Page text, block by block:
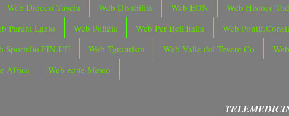
Web Diocesi Tuscia Web Disabilità Web EON
Web History
Parchi Lazio Web Polizia Web Per Bell'Italia
Web
Sportello FIN.UE Web Tgtourism Web Valle del Tevere Co
Africa Web zone Meteo